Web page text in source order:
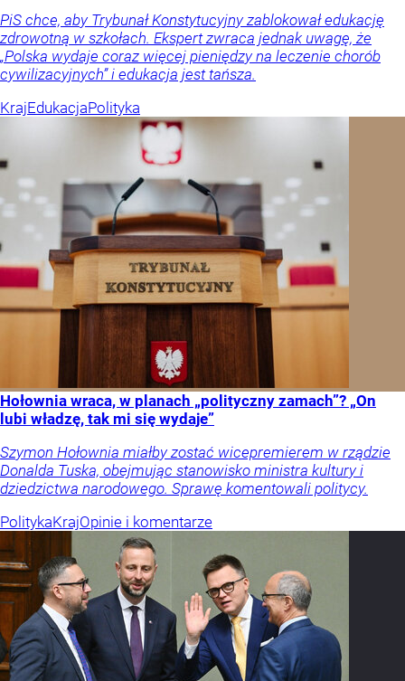
PiS chce, aby Trybunał Konstytucyjny zablokował edukację
zdrowotną w szkołach. Ekspert zwraca jednak uwagę, że
„Polska wydaje coraz więcej pieniędzy na leczenie chorób
cywilizacyjnych” i edukacja jest tańsza.
KrajEdukacjaPolityka
Hołownia wraca, w planach „polityczny zamach”? „On
lubi władzę, tak mi się wydaje”
Szymon Hołownia miałby zostać wicepremierem w rządzie
Donalda Tuska, obejmując stanowisko ministra kultury i
dziedzictwa narodowego. Sprawę komentowali politycy.
PolitykaKrajOpinie i komentarze